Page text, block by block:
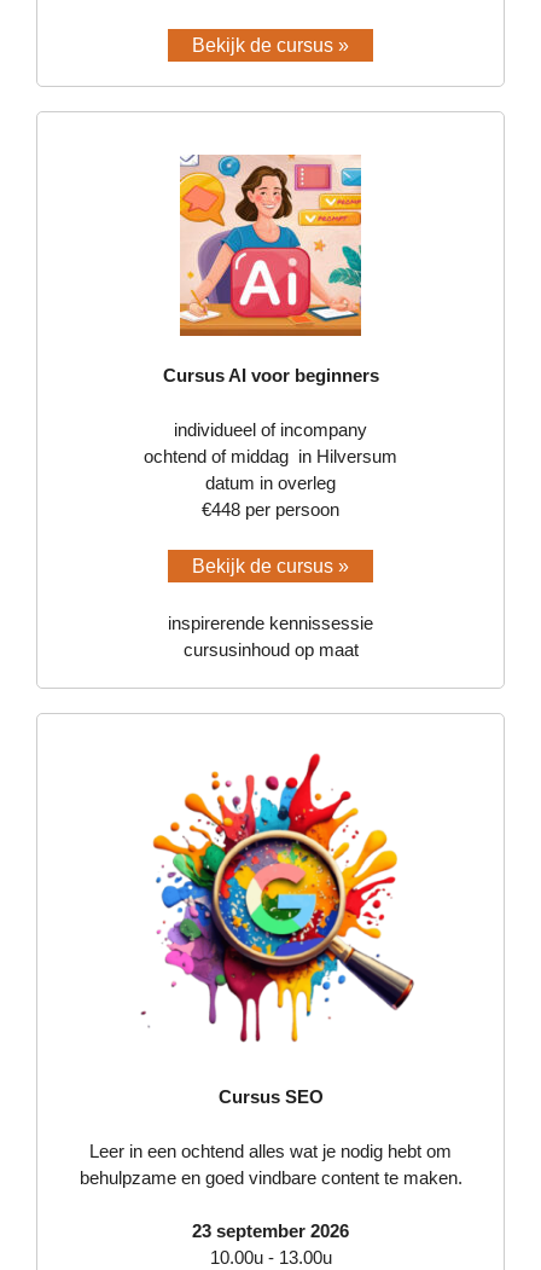
Bekijk de cursus »
Cursus AI voor beginners
individueel of incompany
ochtend of middag in Hilversum
datum in overleg
€448 per persoon
Bekijk de cursus »
inspirerende kennissessie
cursusinhoud op maat
Cursus SEO
Leer in een ochtend alles wat je nodig hebt om
behulpzame en goed vindbare content te maken.
23 september 2026
10.00u - 13.00u